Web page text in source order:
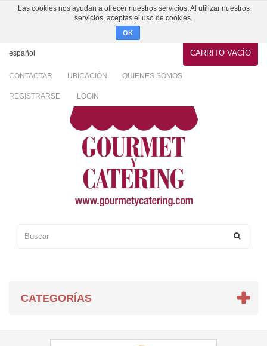
Las cookies nos ayudan a ofrecer nuestros servicios. Al utilizar nuestros
servicios, aceptas el uso de cookies.
OK
CARRITO VACÍO
español
CONTACTAR UBICACIÓN QUIENES SOMOS
REGISTRARSE LOGIN
CATEGORÍAS